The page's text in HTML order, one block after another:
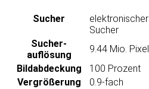
Sucher
elektronischer
Sucher
Sucher­
auflösung
9.44 Mio. Pixel
Bild­abdeckung
100 Prozent
Ver­größerung
0.9-fach